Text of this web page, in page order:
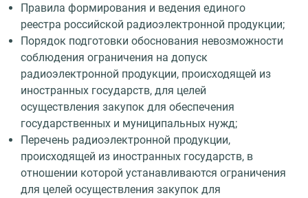
Правила формирования и ведения единого
реестра российской радиоэлектронной продукции;
Порядок подготовки обоснования невозможности
соблюдения ограничения на допуск
радиоэлектронной продукции, происходящей из
иностранных государств, для целей
осуществления закупок для обеспечения
государственных и муниципальных нужд;
Перечень радиоэлектронной продукции,
происходящей из иностранных государств, в
отношении которой устанавливаются ограничения
для целей осуществления закупок для